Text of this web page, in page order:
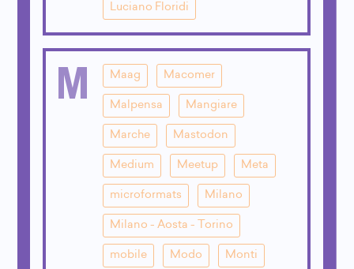
Luciano Floridi
M Maag Macomer
Malpensa Mangiare
Marche Mastodon
Medium Meetup Meta
microformats Milano
Milano - Aosta - Torino
mobile Modo Monti